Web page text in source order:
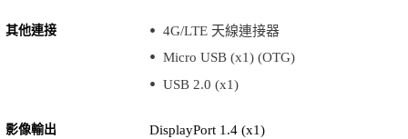
其他連接
4G/LTE 天線連接器
Micro USB (x1) (OTG)
USB 2.0 (x1)
影像輸出 DisplayPort 1.4 (x1)